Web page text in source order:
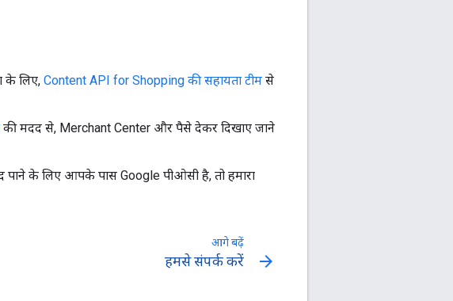
के लिए, Content API for Shopping की सहायता टीम से
की मदद से, Merchant Center और पैसे देकर दिखाए जाने
पाने के लिए आपके पास Google पीओसी है, तो हमारा
आगे बढ़ें
हमसे संपर्क करें arrow_forward